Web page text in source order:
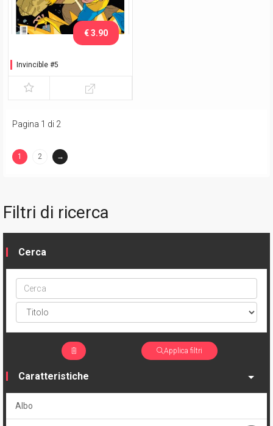
Invincible #5
€ 3.90
Pagina 1 di 2
1
2 →
Filtri di ricerca
Cerca
Cerca
ptype
Applica filtri
Caratteristiche
Albo